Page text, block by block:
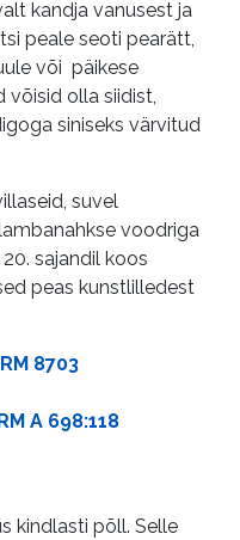
kandja vanusest ja
peale seoti pearätt,
või päikese
võisid olla siidist,
siniseks värvitud
suvel
voodriga
sajandil koos
peas kunstlilledest
8703
A 698:118
kindlasti põll. Selle